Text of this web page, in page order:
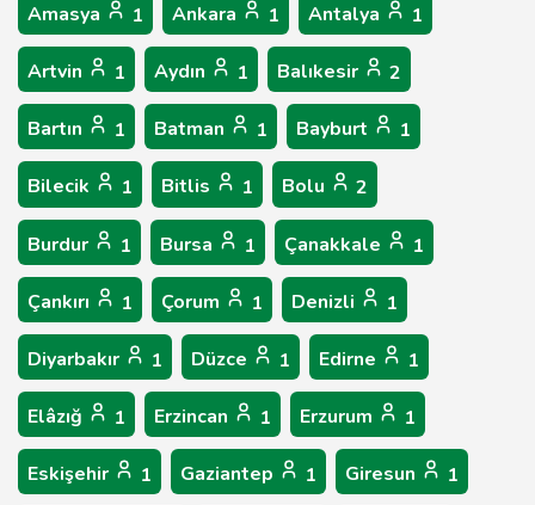
Amasya 1 Ankara 1 Antalya 1
Artvin 1 Aydın 1 Balıkesir 2
Bartın 1 Batman 1 Bayburt 1
Bilecik 1 Bitlis 1 Bolu 2
Burdur 1 Bursa 1 Çanakkale 1
Çankırı 1 Çorum 1 Denizli 1
Diyarbakır 1 Düzce 1 Edirne 1
Elâzığ 1 Erzincan 1 Erzurum 1
Eskişehir 1 Gaziantep 1 Giresun 1